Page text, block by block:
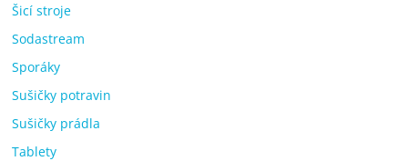
Šicí stroje
Sodastream
Sporáky
Sušičky potravin
Sušičky prádla
Tablety